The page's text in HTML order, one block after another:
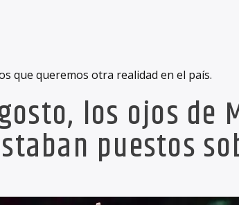
que queremos otra realidad en el país.
los ojos de
puestos